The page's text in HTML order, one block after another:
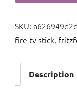
SKU:
fire tv stick,
Description